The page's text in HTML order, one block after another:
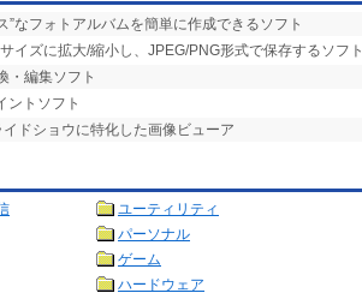
なフォトアルバムを簡単に作成できるソフト
イズに拡大/縮小し、JPEG/PNG形式で保存するソフト
・編集ソフト
ントソフト
ドショウに特化した画像ビューア
ユーティリティ
パーソナル
ゲーム
ハードウェア